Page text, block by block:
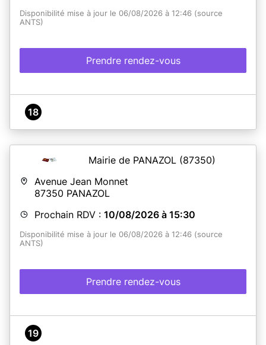
Disponibilité mise à jour le 06/08/2026 à 12:46 (source
ANTS)
Prendre rendez-vous
18
Mairie de PANAZOL (87350)
Avenue Jean Monnet
87350 PANAZOL
Prochain RDV : 10/08/2026 à 15:30
Disponibilité mise à jour le 06/08/2026 à 12:46 (source
ANTS)
Prendre rendez-vous
19